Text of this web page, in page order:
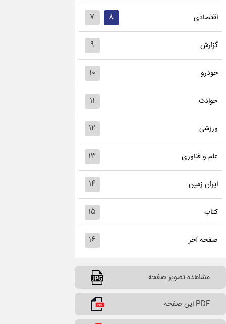
اقتصادی ۷ ۸
گزارش ۹
خودرو ۱۰
حوادث ۱۱
ورزشی ۱۲
علم و فناوری ۱۳
ایران زمین ۱۴
کتاب ۱۵
صفحه آخر ۱۶
مشاهده تصویر صفحه
PDF این صفحه